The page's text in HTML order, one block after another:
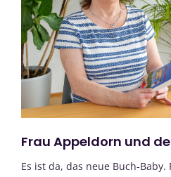
Frau Appeldorn und
Es ist da, das neue Buch-